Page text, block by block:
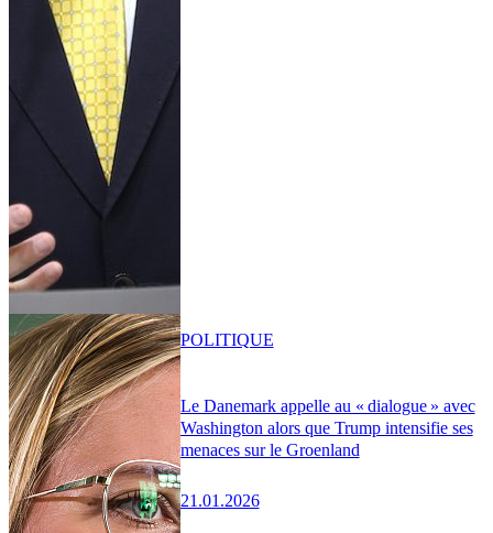
Le Danemark appelle au « dialogue » avec
Washington alors que Trump intensifie ses
menaces sur le Groenland
21.01.2026
POLITIQUE